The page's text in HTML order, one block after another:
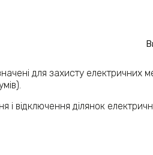
для захисту електричних
відключення ділянок